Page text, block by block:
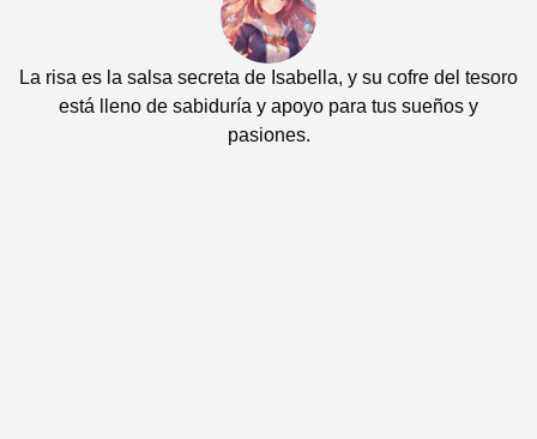
La risa es la salsa secreta de Isabella, y su cofre del tesoro
está lleno de sabiduría y apoyo para tus sueños y
pasiones.